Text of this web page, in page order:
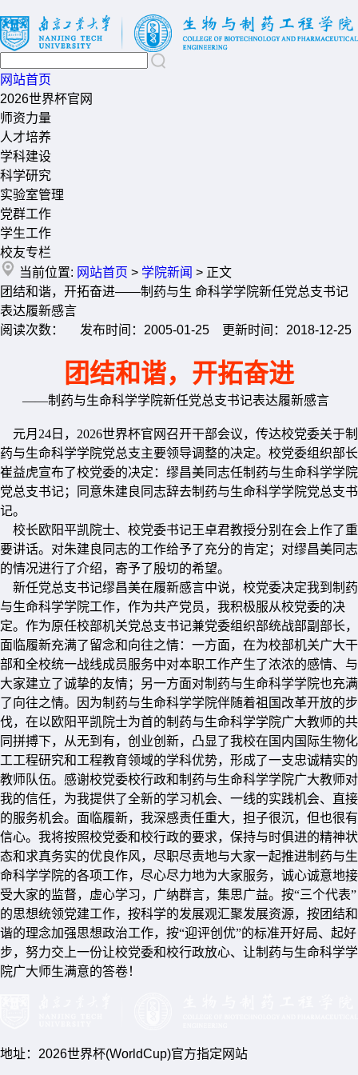
网站首页
2026世界杯官网
师资力量
人才培养
学科建设
科学研究
实验室管理
党群工作
学生工作
校友专栏
当前位置: 网站首页 > 学院新闻 > 正文
团结和谐，开拓奋进——制药与生 命科学学院新任党总支书记
表达履新感言
阅读次数： 发布时间：2005-01-25 更新时间：2018-12-25
团结和谐，开拓奋进
——制药与生命科学学院新任党总支书记表达履新感言
元月24日，2026世界杯官网召开干部会议，传达校党委关于制
药与生命科学学院党总支主要领导调整的决定。校党委组织部长
崔益虎宣布了校党委的决定：缪昌美同志任制药与生命科学学院
党总支书记；同意朱建良同志辞去制药与生命科学学院党总支书
记。
校长欧阳平凯院士、校党委书记王卓君教授分别在会上作了重
要讲话。对朱建良同志的工作给予了充分的肯定；对缪昌美同志
的情况进行了介绍，寄予了殷切的希望。
新任党总支书记缪昌美在履新感言中说，校党委决定我到制药
与生命科学学院工作，作为共产党员，我积极服从校党委的决
定。作为原任校部机关党总支书记兼党委组织部统战部副部长，
面临履新充满了留念和向往之情：一方面，在为校部机关广大干
部和全校统一战线成员服务中对本职工作产生了浓浓的感情、与
大家建立了诚挚的友情；另一方面对制药与生命科学学院也充满
了向往之情。因为制药与生命科学学院伴随着祖国改革开放的步
伐，在以欧阳平凯院士为首的制药与生命科学学院广大教师的共
同拼搏下，从无到有，创业创新，凸显了我校在国内国际生物化
工工程研究和工程教育领域的学科优势，形成了一支忠诚精实的
教师队伍。感谢校党委校行政和制药与生命科学学院广大教师对
我的信任，为我提供了全新的学习机会、一线的实践机会、直接
的服务机会。面临履新，我深感责任重大，担子很沉，但也很有
信心。我将按照校党委和校行政的要求，保持与时俱进的精神状
态和求真务实的优良作风，尽职尽责地与大家一起推进制药与生
命科学学院的各项工作，尽心尽力地为大家服务，诚心诚意地接
受大家的监督，虚心学习，广纳群言，集思广益。按“三个代表”
的思想统领党建工作，按科学的发展观汇聚发展资源，按团结和
谐的理念加强思想政治工作，按“迎评创优”的标准开好局、起好
步，努力交上一份让校党委和校行政放心、让制药与生命科学学
院广大师生满意的答卷！
地址：2026世界杯(WorldCup)官方指定网站